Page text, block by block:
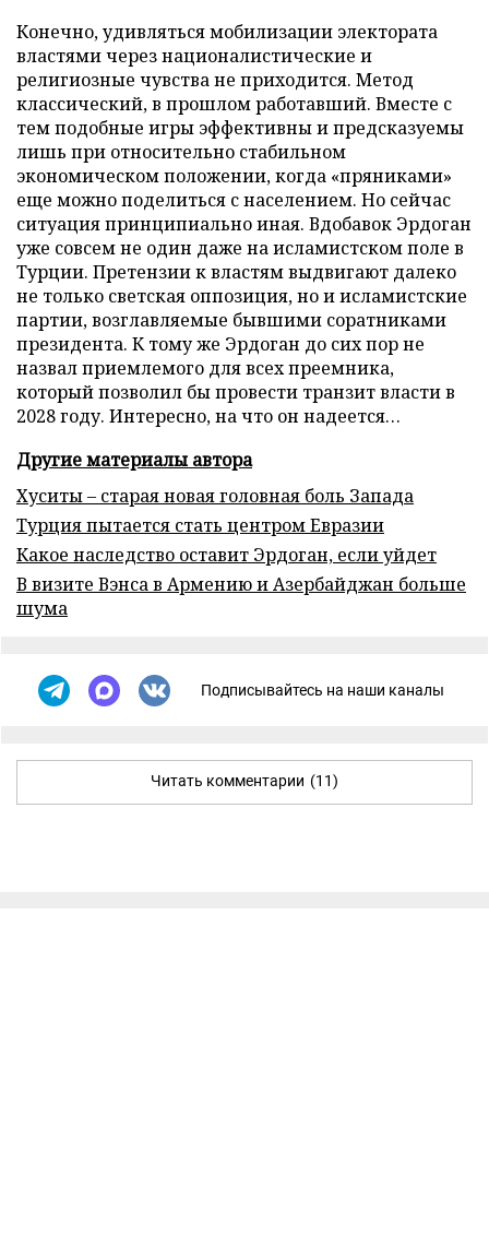
Конечно, удивляться мобилизации электората
властями через националистические и
религиозные чувства не приходится. Метод
классический, в прошлом работавший. Вместе с
тем подобные игры эффективны и предсказуемы
лишь при относительно стабильном
экономическом положении, когда «пряниками»
еще можно поделиться с населением. Но сейчас
ситуация принципиально иная. Вдобавок Эрдоган
уже совсем не один даже на исламистском поле в
Турции. Претензии к властям выдвигают далеко
не только светская оппозиция, но и исламистские
партии, возглавляемые бывшими соратниками
президента. К тому же Эрдоган до сих пор не
назвал приемлемого для всех преемника,
который позволил бы провести транзит власти в
2028 году. Интересно, на что он надеется…
Другие материалы автора
Хуситы – старая новая головная боль Запада
Турция пытается стать центром Евразии
Какое наследство оставит Эрдоган, если уйдет
В визите Вэнса в Армению и Азербайджан больше
шума
Подписывайтесь на наши каналы
Читать комментарии (11)